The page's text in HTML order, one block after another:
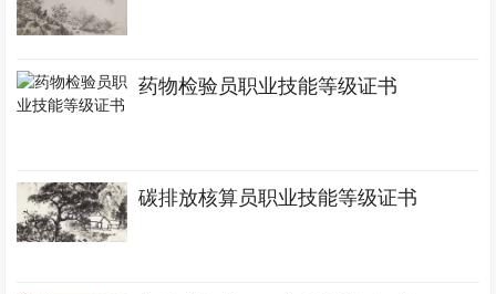
药物检验员职业技能等级证书
碳排放核算员职业技能等级证书